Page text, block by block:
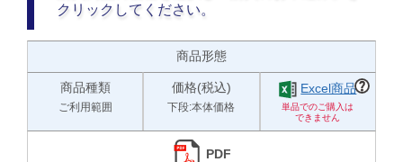
クリックしてください。
商品形態
商品種類
ご利用範囲
価格(税込)
下段:本体価格
Excel商品
PDF